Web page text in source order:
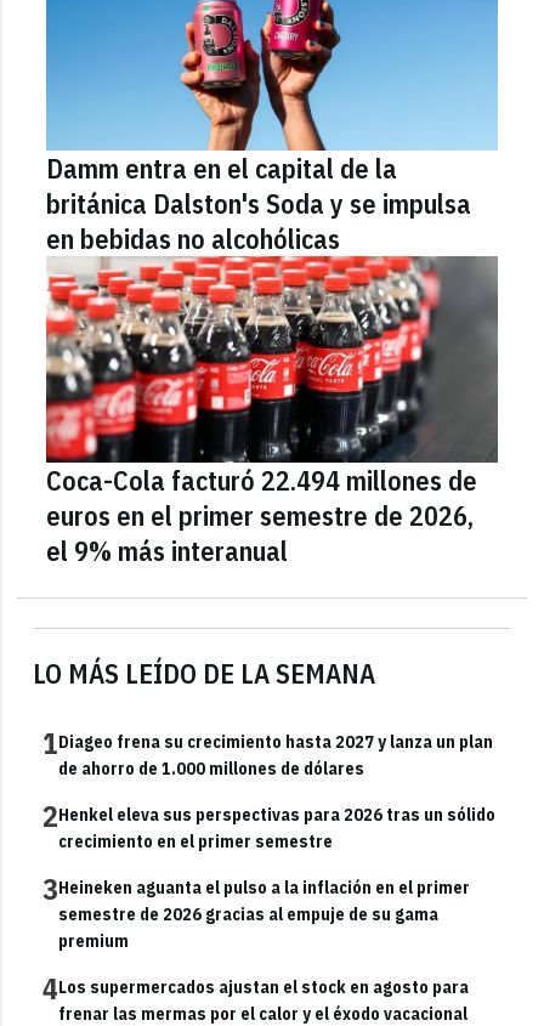
LO MÁS LEÍDO DE LA SEMANA
1Diageo frena su crecimiento hasta 2027 y lanza un plan
de ahorro de 1.000 millones de dólares
2Henkel eleva sus perspectivas para 2026 tras un sólido
crecimiento en el primer semestre
3Heineken aguanta el pulso a la inflación en el primer
semestre de 2026 gracias al empuje de su gama
premium
4Los supermercados ajustan el stock en agosto para
frenar las mermas por el calor y el éxodo vacacional
Damm entra en el capital de la
británica Dalston's Soda y se impulsa
en bebidas no alcohólicas
Coca-Cola facturó 22.494 millones de
euros en el primer semestre de 2026,
el 9% más interanual